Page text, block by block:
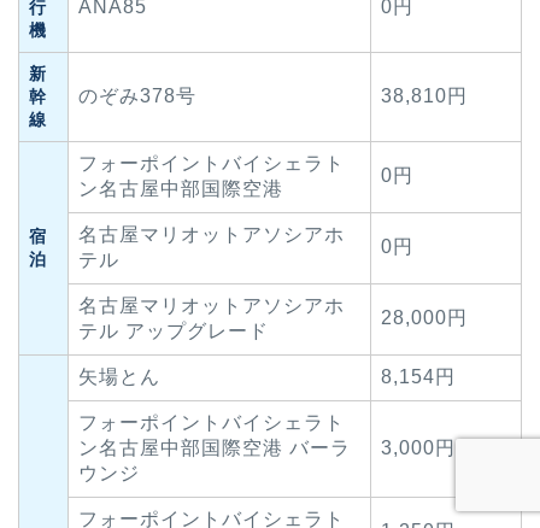
行
機
ANA85 0円
新
幹
線
のぞみ378号 38,810円
宿
泊
フォーポイントバイシェラト
ン名古屋中部国際空港
0円
名古屋マリオットアソシアホ
テル
0円
名古屋マリオットアソシアホ
テル アップグレード
28,000円
矢場とん 8,154円
フォーポイントバイシェラト
ン名古屋中部国際空港 バーラ
ウンジ
3,000円
フォーポイントバイシェラト